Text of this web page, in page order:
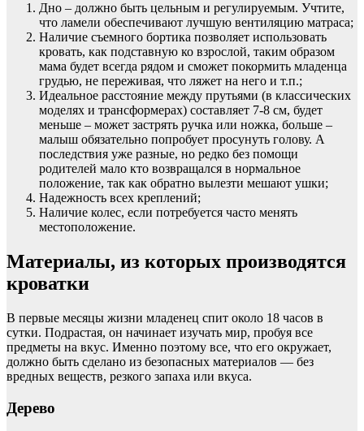
Дно – должно быть цельным и регулируемым. Учтите,
что ламели обеспечивают лучшую вентиляцию матраса;
Наличие съемного бортика позволяет использовать
кровать, как подставную ко взрослой, таким образом
мама будет всегда рядом и сможет покормить младенца
грудью, не переживая, что ляжет на него и т.п.;
Идеальное расстояние между прутьями (в классических
моделях и трансформерах) составляет 7-8 см, будет
меньше – может застрять ручка или ножка, больше –
малыш обязательно попробует просунуть голову. А
последствия уже разные, но редко без помощи
родителей мало кто возвращался в нормальное
положение, так как обратно вылезти мешают ушки;
Надежность всех креплений;
Наличие колес, если потребуется часто менять
местоположение.
Материалы, из которых производятся
кроватки
В первые месяцы жизни младенец спит около 18 часов в
сутки. Подрастая, он начинает изучать мир, пробуя все
предметы на вкус. Именно поэтому все, что его окружает,
должно быть сделано из безопасных материалов — без
вредных веществ, резкого запаха или вкуса.
Дерево